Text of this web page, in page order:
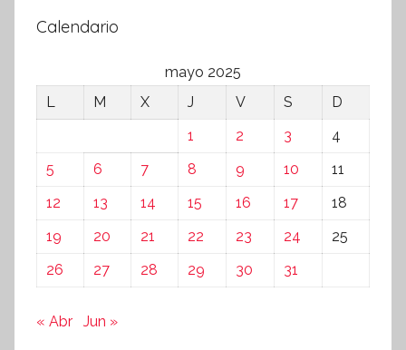
Calendario
mayo 2025
L
M X J V S
D
1
2 3
4
5
6 7 8 9 10
11
12
13 14 15 16 17
18
19
20 21 22 23 24
25
26
27 28 29 30 31
« Abr Jun »